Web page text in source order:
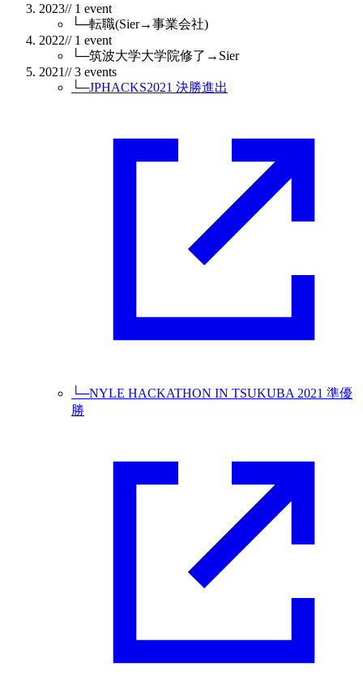
2023// 1 event
└─転職(Sier→事業会社)
2022// 1 event
└─筑波大学大学院修了→Sier
2021// 3 events
└─JPHACKS2021 決勝進出
└─NYLE HACKATHON IN TSUKUBA 2021 準優
勝